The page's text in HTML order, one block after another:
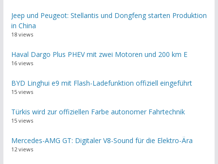
Jeep und Peugeot: Stellantis und Dongfeng starten Produktion
in China
18 views
Haval Dargo Plus PHEV mit zwei Motoren und 200 km E
16 views
BYD Linghui e9 mit Flash-Ladefunktion offiziell eingeführt
15 views
Türkis wird zur offiziellen Farbe autonomer Fahrtechnik
15 views
Mercedes-AMG GT: Digitaler V8-Sound für die Elektro-Ära
12 views